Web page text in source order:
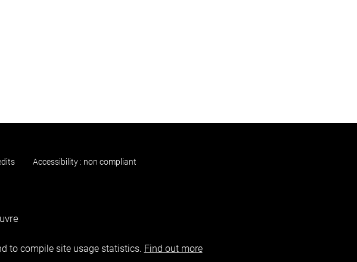
Accessibility : non compliant
to compile site usage statistics. Find out more